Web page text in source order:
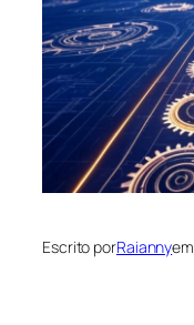
Escrito porRaiannyem